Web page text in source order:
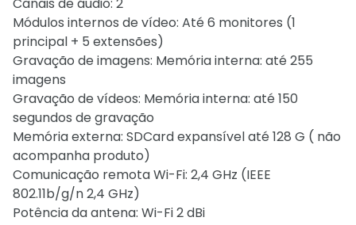
Módulos internos de vídeo: Até 6 monitores (1
principal + 5 extensões)
Gravação de imagens: Memória interna: até 255
imagens
Gravação de vídeos: Memória interna: até 150
segundos de gravação
Memória externa: SDCard expansível até 128 G ( não
acompanha produto)
Comunicação remota Wi-Fi: 2,4 GHz (IEEE
802.11b/g/n 2,4 GHz)
Potência da antena: Wi-Fi 2 dBi